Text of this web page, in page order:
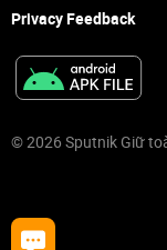
Privacy Feedback
© 2026 Sputnik Giữ